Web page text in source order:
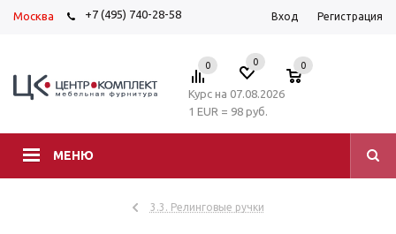
Москва +7 (495) 740-28-58 Вход Регистрация
МЕНЮ
0 0 0
Курс на 07.08.2026
1 EUR = 98 руб.
3.3. Релинговые ручки